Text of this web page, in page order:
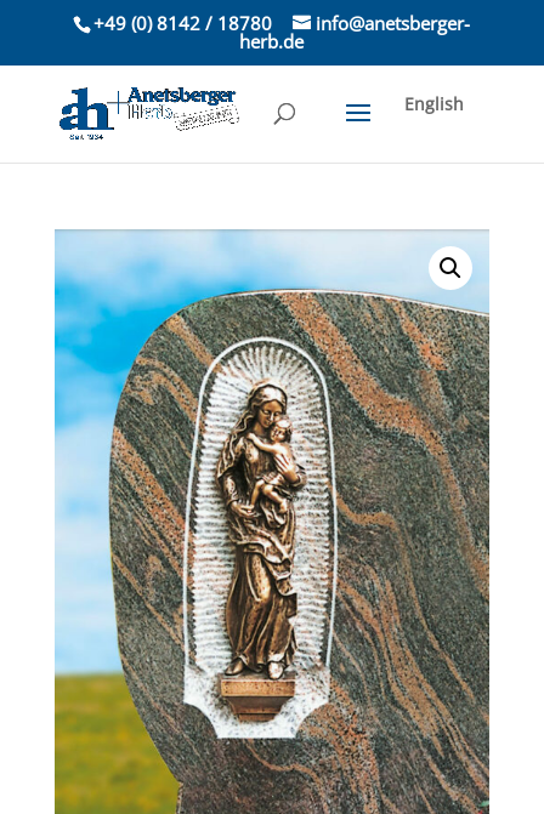
+49 (0) 8142 / 18780 info@anetsberger-
herb.de
English